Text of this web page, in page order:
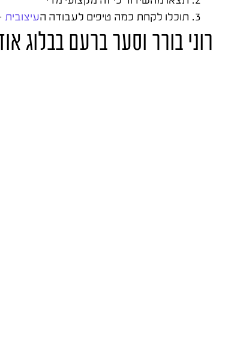
תוכלו לקחת כמה טיפים לעבודה העיצובית
רוני בורר וסער ברעם בבלוג